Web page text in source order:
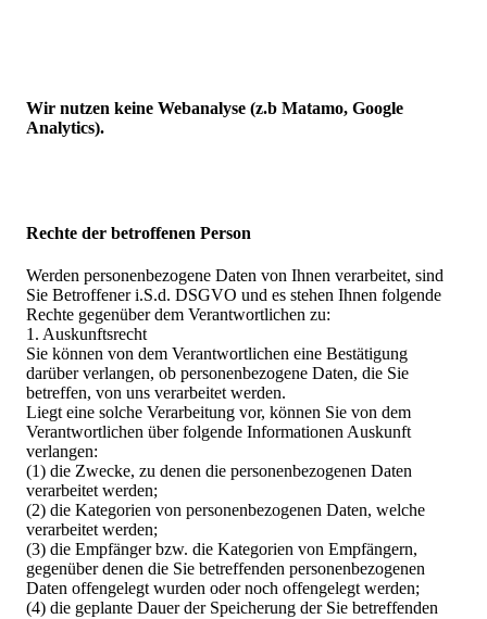
Wir nutzen keine Webanalyse (z.b Matamo, Google
Analytics).
Rechte der betroffenen Person
Werden personenbezogene Daten von Ihnen verarbeitet, sind
Sie Betroffener i.S.d. DSGVO und es stehen Ihnen folgende
Rechte gegenüber dem Verantwortlichen zu:
1. Auskunftsrecht
Sie können von dem Verantwortlichen eine Bestätigung
darüber verlangen, ob personenbezogene Daten, die Sie
betreffen, von uns verarbeitet werden.
Liegt eine solche Verarbeitung vor, können Sie von dem
Verantwortlichen über folgende Informationen Auskunft
verlangen:
(1) die Zwecke, zu denen die personenbezogenen Daten
verarbeitet werden;
(2) die Kategorien von personenbezogenen Daten, welche
verarbeitet werden;
(3) die Empfänger bzw. die Kategorien von Empfängern,
gegenüber denen die Sie betreffenden personenbezogenen
Daten offengelegt wurden oder noch offengelegt werden;
(4) die geplante Dauer der Speicherung der Sie betreffenden